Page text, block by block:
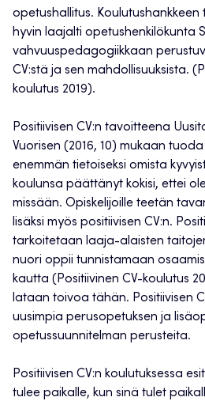
opetushallitus.
hyvin laajalti opetushenkilökunta
vahvuuspedagogiikkaan
CV:stä ja sen mahdollisuuksista.
koulutus 2019).
Positiivisen CV:n tavoitteena
Vuorisen (2016, 10) mukaan tuoda
enemmän tietoiseksi omista
koulunsa päättänyt kokisi, ettei
missään. Opiskelijoille teetän
lisäksi myös positiivisen CV:n.
tarkoitetaan laaja-alaisten
nuori oppii tunnistamaan
kautta (Positiivinen CV-koulutus
lataan toivoa tähän. Positiivisen
uusimpia perusopetuksen ja
opetussuunnitelman perusteita.
Positiivisen CV:n koulutuksessa
tulee paikalle, kun sinä tulet